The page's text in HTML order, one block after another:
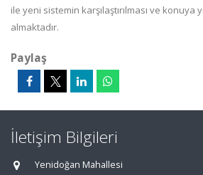
ile yeni sistemin karşılaştırılması ve
almaktadır.
Paylaş
İletişim Bilgileri
Yenidoğan Mahallesi